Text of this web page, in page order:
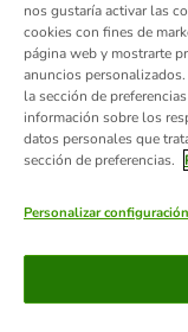
© zooplus SE 2026
nos gustaría activar las
cookies con fines de
página web y mostrarte
anuncios
la sección de
información sobre los
datos personales que
sección de preferencias.
Personalizar configuración